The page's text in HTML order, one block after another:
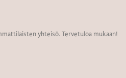
yhteisö. Tervetuloa mukaan!